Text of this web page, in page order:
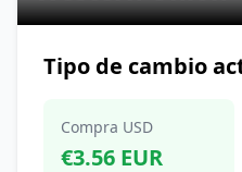
Tipo de cambio
Compra USD
€3.56 EUR